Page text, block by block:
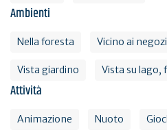
Ambienti
Nella foresta Vicino ai negozi
Vista giardino Vista su lago,
Attività
Animazione Nuoto